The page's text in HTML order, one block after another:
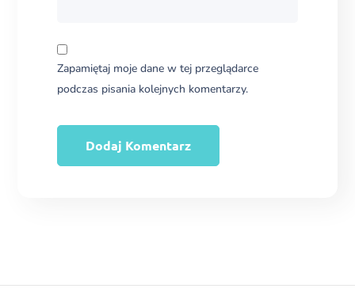
Zapamiętaj moje dane w tej przeglądarce
podczas pisania kolejnych komentarzy.